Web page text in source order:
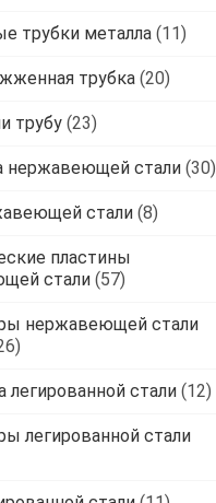
трубки металла (11)
трубка (20)
трубу (23)
нержавеющей стали (30)
стали (8)
пластины
стали (57)
нержавеющей стали
легированной стали (12)
легированной стали